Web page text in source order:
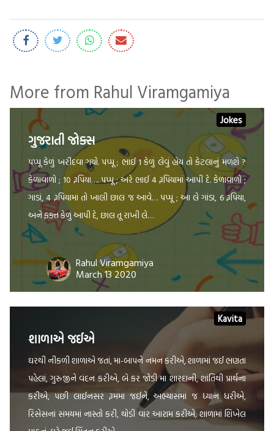
More from Rahul Viramgamiya
Jokes
ગુજરાતી જોક્સ
પપ્પૂ કેળું ખરીદવા ગયો. પપ્પૂ ; ભાઈ 1 કેળું લેવું હોય તો કેટલાનું મળશે ?
કેળાવાળો ; 10 રૂપિયા…. પપ્પૂ ; અરે ભાઈ 4 રૂપિયામાં આપી દે. કેળાવાળો ;
ગાડાં, 4 રૂપિયામાં તો ખાલી છાલ જ આવે… પપ્પૂ ; આ લે ગાંડા, 6 રૂપિયા,
અને ફક્ત કેળું આપી દે, છાલ તૂ રાખી લે…
Rahul Viramgamiya
March 13 2020
Kavita
શાળાએ જઈએ
ઘરથી નીકળી શાળાએ જતાં, મા-બાપને નમન કરીએ, શાળામાં જઈ ભણતા
પહેલાં, ગુરુજીને વંદન કરીએ, બે કર જોડી મા શારદાની, શાંતિથી પ્રાર્થના
કરીએ, પછી લાઈનસર રૂમમાં જઈને, અભ્યાસમાં જ ધ્યાન ધરીએ,
રિસેસનાં સમયમાં નાસ્તો કરી, થોડી વાર આરામ કરીએ, શાળામાં શિખેલ